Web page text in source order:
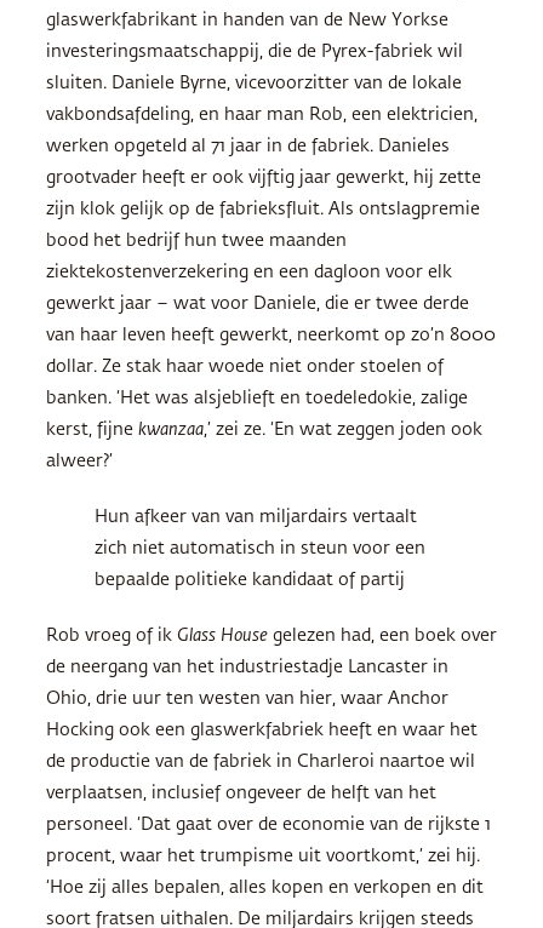
glaswerkfabrikant in handen van de New Yorkse
investeringsmaatschappij, die de Pyrex-fabriek wil
sluiten. Daniele Byrne, vicevoorzitter van de lokale
vakbondsafdeling, en haar man Rob, een elektricien,
werken opgeteld al 71 jaar in de fabriek. Danieles
grootvader heeft er ook vijftig jaar gewerkt, hij zette
zijn klok gelijk op de fabrieksfluit. Als ontslagpremie
bood het bedrijf hun twee maanden
ziektekostenverzekering en een dagloon voor elk
gewerkt jaar – wat voor Daniele, die er twee derde
van haar leven heeft gewerkt, neerkomt op zo’n 8000
dollar. Ze stak haar woede niet onder stoelen of
banken. ‘Het was alsjeblieft en toedeledokie, zalige
kerst, fijne kwanzaa,’ zei ze. ‘En wat zeggen joden ook
alweer?’
Hun afkeer van van miljardairs vertaalt
zich niet automatisch in steun voor een
bepaalde politieke kandidaat of partij
Rob vroeg of ik Glass House gelezen had, een boek over
de neergang van het industriestadje Lancaster in
Ohio, drie uur ten westen van hier, waar Anchor
Hocking ook een glaswerkfabriek heeft en waar het
de productie van de fabriek in Charleroi naartoe wil
verplaatsen, inclusief ongeveer de helft van het
personeel. ‘Dat gaat over de economie van de rijkste 1
procent, waar het trumpisme uit voortkomt,’ zei hij.
‘Hoe zij alles bepalen, alles kopen en verkopen en dit
soort fratsen uithalen. De miljardairs krijgen steeds